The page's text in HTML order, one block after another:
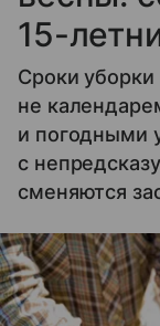
15-
Сроки
не
и погодными
с
сменяются